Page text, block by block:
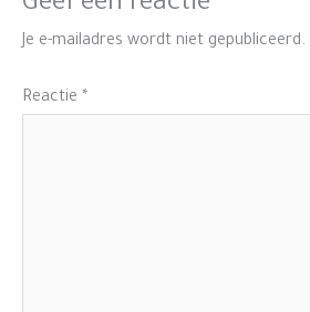
Je e-mailadres wordt niet gepubliceerd.
Reactie *